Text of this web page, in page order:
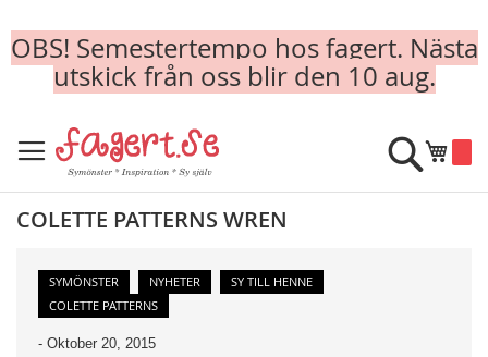
OBS! Semestertempo hos fagert. Nästa
utskick från oss blir den 10 aug.
to
Content
Min
Sök
COLETTE PATTERNS WREN
SYMÖNSTER NYHETER
SY TILL HENNE
COLETTE PATTERNS
- Oktober 20, 2015